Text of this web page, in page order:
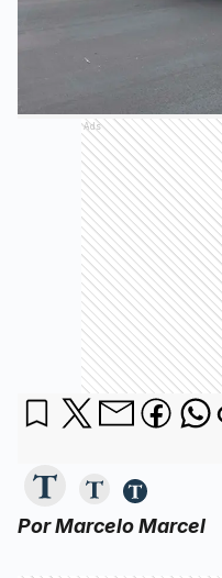
Ads
Por Marcelo Marcel